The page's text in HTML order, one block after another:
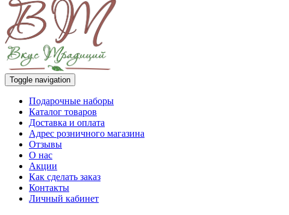
Toggle navigation
Подарочные наборы
Каталог товаров
Доставка и оплата
Адрес розничного магазина
Отзывы
О нас
Акции
Как сделать заказ
Контакты
Личный кабинет